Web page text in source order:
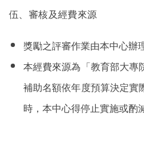
伍、審核及經費來源
獎勵之評審作業由本中心辦
本經費來源為「教育部大專
補助名額依年度預算決定實
時，本中心得停止實施或酌